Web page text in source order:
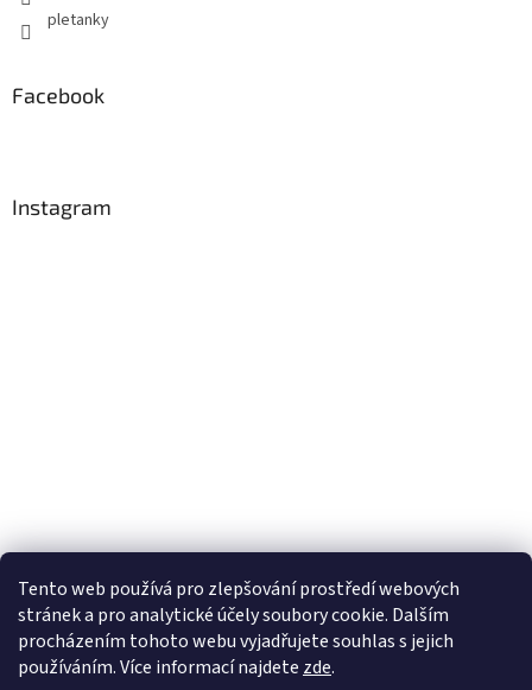
Tento web používá pro zlepšování prostředí webových
stránek a pro analytické účelysoubory cookie. Dalším
procházením tohoto webu vyjadřujete souhlas s jejich
používáním. Více informacínajdete zde.
pletanky
Facebook
Instagram
Sledovat na Instagramu